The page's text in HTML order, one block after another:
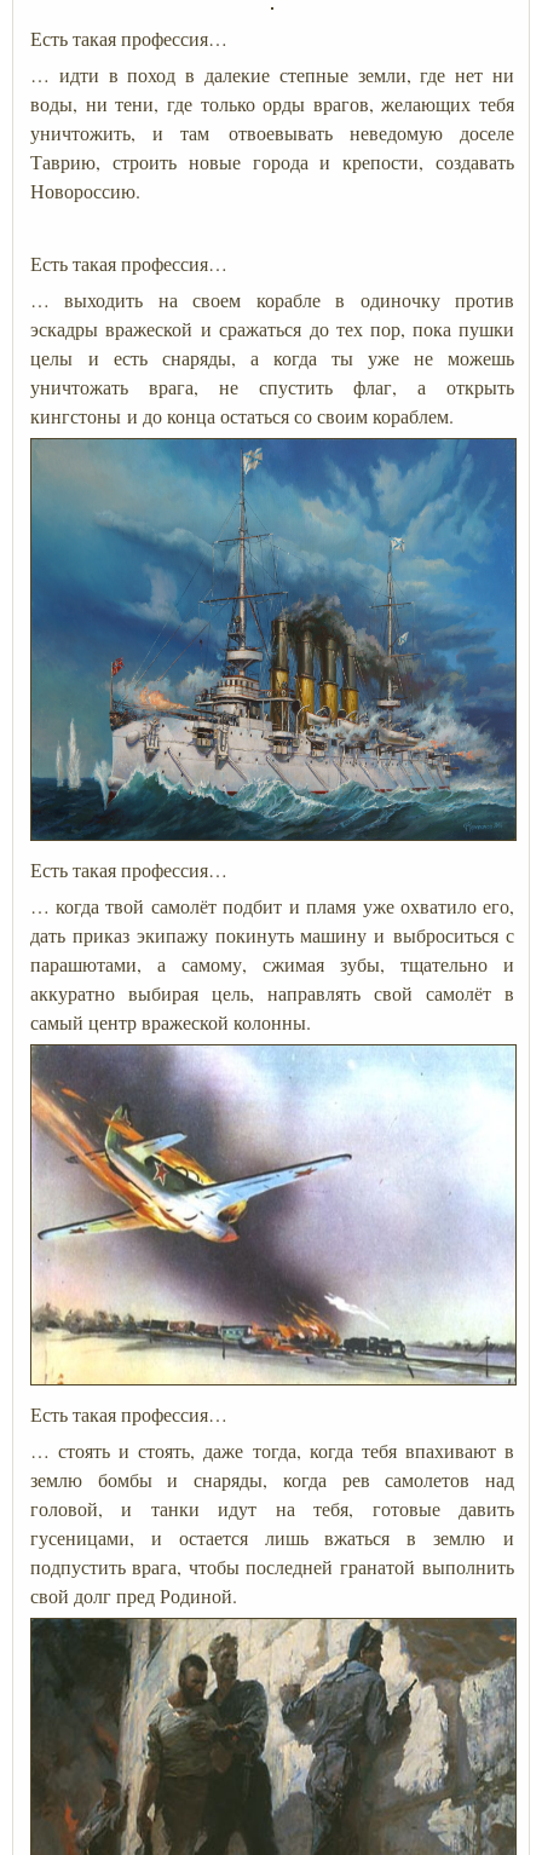
Есть такая профессия…
… идти в поход в далекие степные земли, где нет ни
воды, ни тени, где только орды врагов, желающих тебя
уничтожить, и там отвоевывать неведомую доселе
Таврию, строить новые города и крепости, создавать
Новороссию.
Есть такая профессия…
… выходить на своем корабле в одиночку против
эскадры вражеской и сражаться до тех пор, пока пушки
целы и есть снаряды, а когда ты уже не можешь
уничтожать врага, не спустить флаг, а открыть
кингстоны и до конца остаться со своим кораблем.
Есть такая профессия…
… когда твой самолёт подбит и пламя уже охватило его,
дать приказ экипажу покинуть машину и выброситься с
парашютами, а самому, сжимая зубы, тщательно и
аккуратно выбирая цель, направлять свой самолёт в
самый центр вражеской колонны.
Есть такая профессия…
… стоять и стоять, даже тогда, когда тебя впахивают в
землю бомбы и снаряды, когда рев самолетов над
головой, и танки идут на тебя, готовые давить
гусеницами, и остается лишь вжаться в землю и
подпустить врага, чтобы последней гранатой выполнить
свой долг пред Родиной.